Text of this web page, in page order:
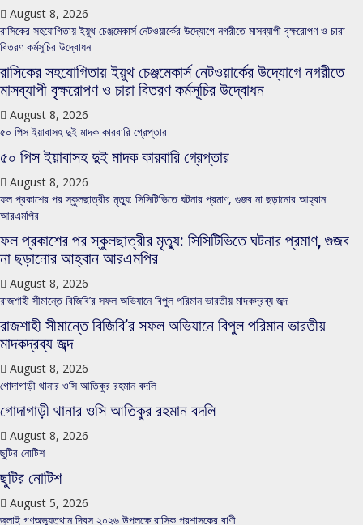
August 8, 2026
রাসিকের সহযোগিতায় ইয়ুথ চেঞ্জমেকার্স নেটওয়ার্কের উদ্যোগে নগরীতে মাসব্যাপী বৃক্ষরোপণ ও চারা
বিতরণ কর্মসূচির উদ্বোধন
রাসিকের সহযোগিতায় ইয়ুথ চেঞ্জমেকার্স নেটওয়ার্কের উদ্যোগে নগরীতে
মাসব্যাপী বৃক্ষরোপণ ও চারা বিতরণ কর্মসূচির উদ্বোধন
August 8, 2026
৫০ পিস ইয়াবাসহ দুই মাদক কারবারি গ্রেপ্তার
৫০ পিস ইয়াবাসহ দুই মাদক কারবারি গ্রেপ্তার
August 8, 2026
ফল প্রকাশের পর স্কুলছাত্রীর মৃত্যু: সিসিটিভিতে ঘটনার প্রমাণ, গুজব না ছড়ানোর আহ্বান
আরএমপির
ফল প্রকাশের পর স্কুলছাত্রীর মৃত্যু: সিসিটিভিতে ঘটনার প্রমাণ, গুজব
না ছড়ানোর আহ্বান আরএমপির
August 8, 2026
রাজশাহী সীমান্তে বিজিবি’র সফল অভিযানে বিপুল পরিমান ভারতীয় মাদকদ্রব্য জব্দ
রাজশাহী সীমান্তে বিজিবি’র সফল অভিযানে বিপুল পরিমান ভারতীয়
মাদকদ্রব্য জব্দ
August 8, 2026
গোদাগাড়ী থানার ওসি আতিকুর রহমান বদলি
গোদাগাড়ী থানার ওসি আতিকুর রহমান বদলি
August 8, 2026
ছুটির নোটিশ
ছুটির নোটিশ
August 5, 2026
জুলাই গণঅভ্যুত্থান দিবস ২০২৬ উপলক্ষে রাসিক প্রশাসকের বাণী